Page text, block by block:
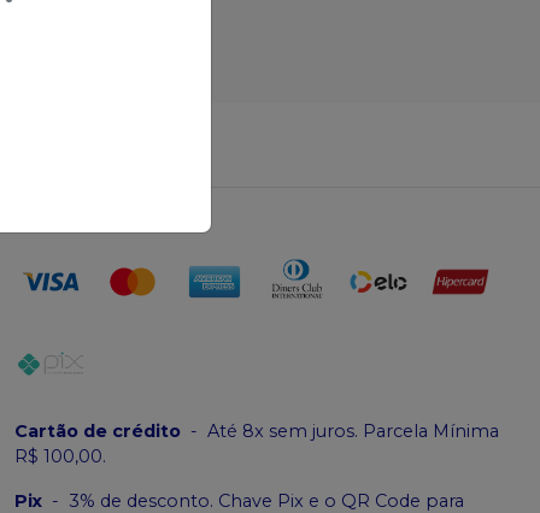
Cartão de crédito - Até 8x sem juros. Parcela Mínima
R$ 100,00.
Pix - 3% de desconto. Chave Pix e o QR Code para